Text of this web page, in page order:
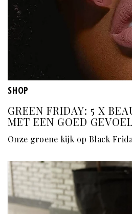
SHOP
GREEN FRIDAY: 5 X
MET EEN GOED GEVOEL
Onze groene kijk op Black